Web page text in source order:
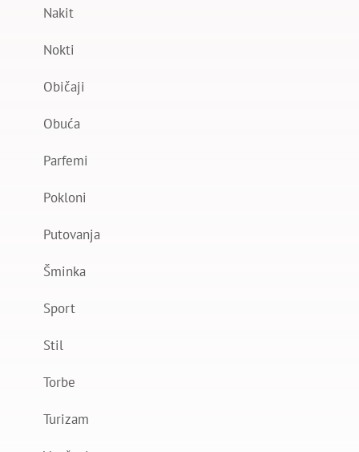
Nakit
Nokti
Običaji
Obuća
Parfemi
Pokloni
Putovanja
Šminka
Sport
Stil
Torbe
Turizam